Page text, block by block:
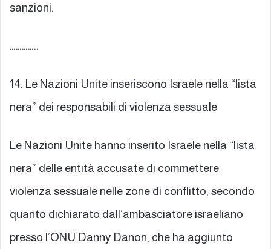
sanzioni.
…………..
14. Le Nazioni Unite inseriscono Israele nella “lista
nera” dei responsabili di violenza sessuale
Le Nazioni Unite hanno inserito Israele nella “lista
nera” delle entità accusate di commettere
violenza sessuale nelle zone di conflitto, secondo
quanto dichiarato dall’ambasciatore israeliano
presso l’ONU Danny Danon, che ha aggiunto